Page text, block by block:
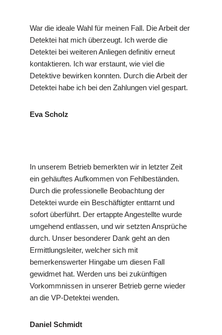
War die ideale Wahl für meinen Fall. Die Arbeit der
Detektei hat mich überzeugt. Ich werde die
Detektei bei weiteren Anliegen definitiv erneut
kontaktieren. Ich war erstaunt, wie viel die
Detektive bewirken konnten. Durch die Arbeit der
Detektei habe ich bei den Zahlungen viel gespart.
Eva Scholz
In unserem Betrieb bemerkten wir in letzter Zeit
ein gehäuftes Aufkommen von Fehlbeständen.
Durch die professionelle Beobachtung der
Detektei wurde ein Beschäftigter enttarnt und
sofort überführt. Der ertappte Angestellte wurde
umgehend entlassen, und wir setzten Ansprüche
durch. Unser besonderer Dank geht an den
Ermittlungsleiter, welcher sich mit
bemerkenswerter Hingabe um diesen Fall
gewidmet hat. Werden uns bei zukünftigen
Vorkommnissen in unserer Betrieb gerne wieder
an die VP-Detektei wenden.
Daniel Schmidt